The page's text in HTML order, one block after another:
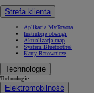
Strefa klienta
Aplikacja MyToyota
Instrukcje obsługi
Aktualizacja map
System Bluetooth®
Karty Ratownicze
Technologie
Technologie
Elektromobilność